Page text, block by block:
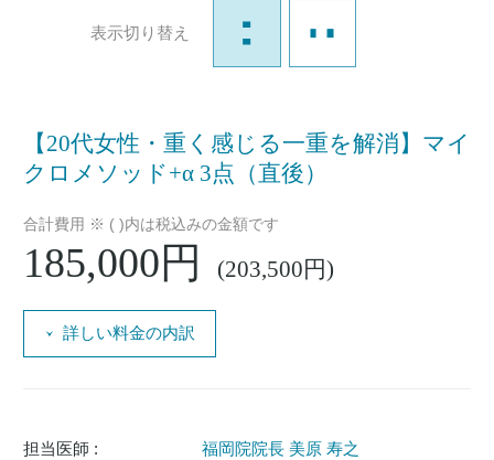
表示切り替え
【20代女性・重く感じる一重を解消】マイ
クロメソッド+α 3点（直後）
合計費用 ※ ( )内は税込みの金額です
185,000円 (203,500円)
詳しい料金の内訳
担当医師 : 福岡院院長 美原 寿之